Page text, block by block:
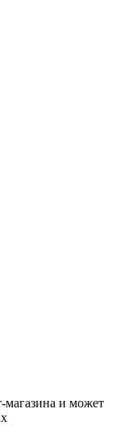
магазина и может